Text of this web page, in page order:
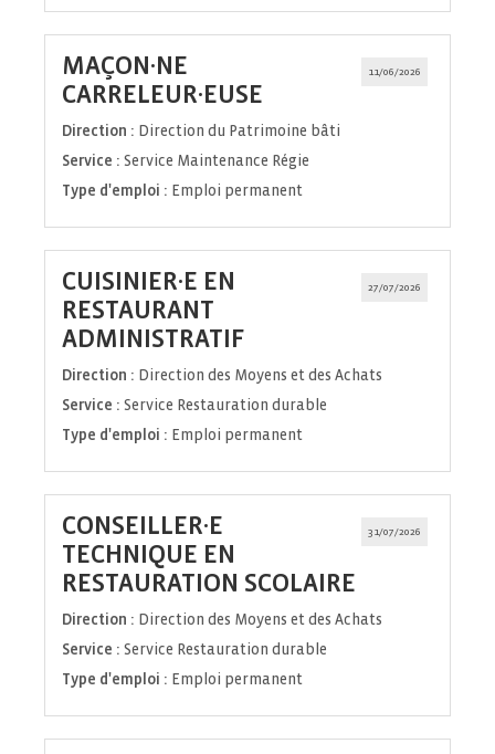
11/06/2026
MAÇON·NE
CARRELEUR·EUSE
fenêtre)
Direction : Direction du Patrimoine bâti
Service : Service Maintenance Régie
Type d'emploi : Emploi permanent
27/07/2026
CUISINIER·E EN
RESTAURANT
ADMINISTRATIF
fenêtre)
Direction : Direction des Moyens et des Achats
Service : Service Restauration durable
Type d'emploi : Emploi permanent
31/07/2026
CONSEILLER·E
TECHNIQUE EN
RESTAURATION SCOLAIRE
fenêtre)
Direction : Direction des Moyens et des Achats
Service : Service Restauration durable
Type d'emploi : Emploi permanent